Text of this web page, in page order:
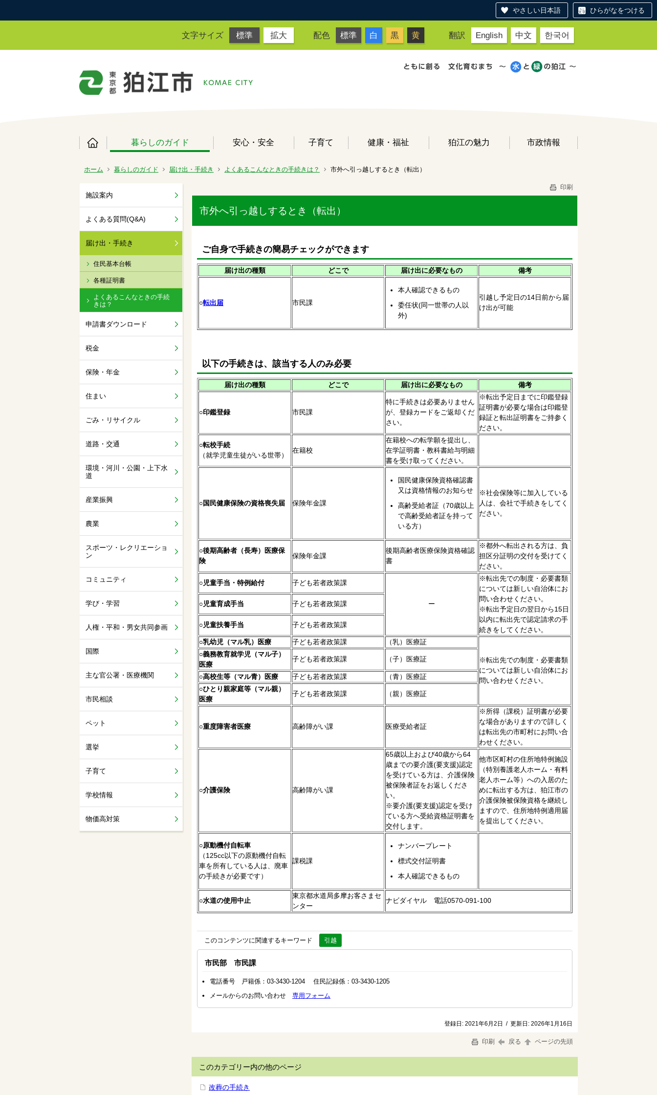
やさしい日本語 ひらがなをつける
文字サイズ 標準 拡大 配色 標準 白 黒 黄 翻訳 English 中文 한국어
暮らしのガイド 安心・安全 子育て 健康・福祉 狛江の魅力 市政情報
ホーム 暮らしのガイド 届け出・手続き よくあるこんなときの手続きは？ 市外へ引っ越しするとき（転出）
施設案内
よくある質問(Q&A)
届け出・手続き
住民基本台帳
各種証明書
よくあるこんなときの手続
きは？
申請書ダウンロード
税金
保険・年金
住まい
ごみ・リサイクル
道路・交通
環境・河川・公園・上下水
道
産業振興
農業
スポーツ・レクリエーショ
ン
コミュニティ
学び・学習
人権・平和・男女共同参画
国際
主な官公署・医療機関
市民相談
ペット
選挙
子育て
学校情報
物価高対策
印刷
市外へ引っ越しするとき（転出）
ご自身で手続きの簡易チェックができます
届け出の種類 どこで 届け出に必要なもの 備考
○転出届 市民課
本人確認できるもの
委任状(同一世帯の人以
外)
引越し予定日の14日前から届
け出が可能
以下の手続きは、該当する人のみ必要
届け出の種類 どこで 届け出に必要なもの 備考
○印鑑登録 市民課
特に手続きは必要ありません
が、登録カードをご返却くだ
さい。
※転出予定日までに印鑑登録
証明書が必要な場合は印鑑登
録証と転出証明書をご持参く
ださい。
○転校手続
（就学児童生徒がいる世帯）
在籍校
在籍校への転学願を提出し、
在学証明書・教科書給与明細
書を受け取ってください。
○国民健康保険の資格喪失届 保険年金課
国民健康保険資格確認書
又は資格情報のお知らせ
高齢受給者証（70歳以上
で高齢受給者証を持って
いる方）
※社会保険等に加入している
人は、会社で手続きをしてく
ださい。
○後期高齢者（長寿）医療保
険
保険年金課
後期高齢者医療保険資格確認
書
※都外へ転出される方は、負
担区分証明の交付を受けてく
ださい。
○児童手当・特例給付 子ども若者政策課
ー
※転出先での制度・必要書類
については新しい自治体にお
問い合わせください。
※転出予定日の翌日から15日
以内に転出先で認定請求の手
続きをしてください。
○児童育成手当 子ども若者政策課
○児童扶養手当 子ども若者政策課
○乳幼児（マル乳）医療 子ども若者政策課 （乳）医療証
※転出先での制度・必要書類
については新しい自治体にお
問い合わせください。
○義務教育就学児（マル子）
医療
子ども若者政策課 （子）医療証
○高校生等（マル青）医療 子ども若者政策課
（青）医療証
○ひとり親家庭等（マル親）
医療
子ども若者政策課 （親）医療証
○重度障害者医療 高齢障がい課 医療受給者証
※所得（課税）証明書が必要
な場合がありますので詳しく
は転出先の市町村にお問い合
わせください。
○介護保険 高齢障がい課
65歳以上および40歳から64
歳までの要介護(要支援)認定
を受けている方は、介護保険
被保険者証をお返しくださ
い。
※要介護(要支援)認定を受け
ている方へ受給資格証明書を
交付します。
他市区町村の住所地特例施設
（特別養護老人ホーム・有料
老人ホーム等）への入居のた
めに転出する方は、狛江市の
介護保険被保険資格を継続し
ますので、住所地特例適用届
を提出してください。
○原動機付自転車
（125cc以下の原動機付自転
車を所有している人は、廃車
の手続きが必要です）
課税課
ナンバープレート
標式交付証明書
本人確認できるもの
○水道の使用中止
東京都水道局多摩お客さまセ
ンター
ナビダイヤル 電話0570-091-100
このコンテンツに関連するキーワード 引越
市民部 市民課
電話番号 戸籍係：03-3430-1204 住民記録係：03-3430-1205
メールからのお問い合わせ 専用フォーム
登録日: 2021年6月2日 / 更新日: 2026年1月16日
印刷 戻る ページの先頭
このカテゴリー内の他のページ
改葬の手続き